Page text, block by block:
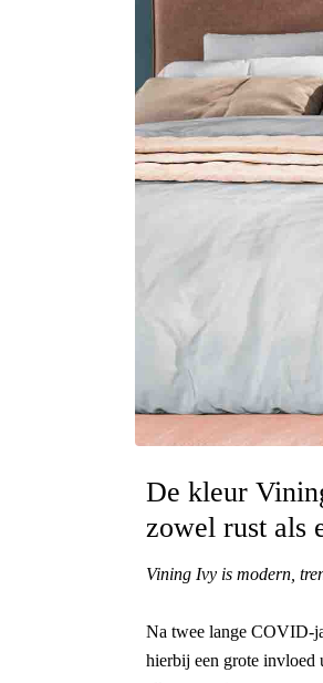
De kleur
zowel rust als
Vining Ivy is modern,
Na twee lange COVID-
hierbij een grote invloed